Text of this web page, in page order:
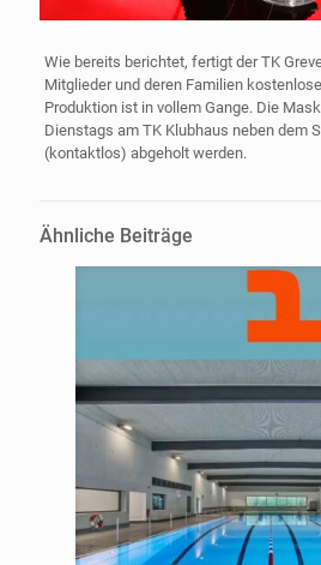
Wie bereits berichtet, fertigt der TK
Mitglieder und deren Familien
Produktion ist in vollem Gange. Die
Dienstags am TK Klubhaus neben dem
(kontaktlos) abgeholt werden.
Ähnliche Beiträge